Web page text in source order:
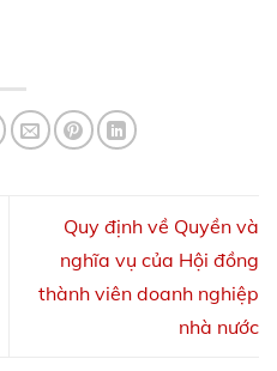
Quy định về Quyền và
nghĩa vụ của Hội đồng
thành viên doanh nghiệp
nhà nước